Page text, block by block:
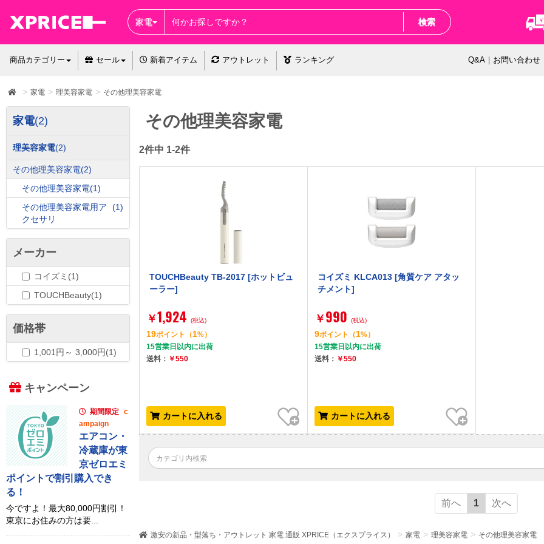
家電 検索
商品カテゴリー セール 新着アイテム アウトレット ランキング Q&A｜お問い合わせ
その他理美容家電
激安の新品・型落ち・アウトレット 家電 通販 XPRICE（エクスプライス） 家電 理美容家電 その他理美容家電
2件中 1-2件
TOUCHBeauty TB-2017 [ホットビュ
ーラー]
￥1,924 (税込)
19ポイント （1%）
15営業日以内に出荷
送料： ￥550
カートに入れる
お気に入り
コイズミ KLCA013 [角質ケア アタッ
チメント]
￥ 990 (税込)
9ポイント （1%）
15営業日以内に出荷
送料： ￥550
カートに入れる
お気に入り
前へ 1 次へ
家電(2)
理美容家電(2)
その他理美容家電(2)
その他理美容家電(1)
その他理美容家電用ア
クセサリ
(1)
メーカー
コイズミ(1)
TOUCHBeauty(1)
価格帯
1,001円～ 3,000円(1)
キャンペーン
期間限定 c
ampaign
エアコン・
冷蔵庫が東
京ゼロエミ
ポイントで割引購入でき
る！
今ですよ！最大80,000円割引！
東京にお住みの方は要...
家電 理美容家電 その他理美容家電